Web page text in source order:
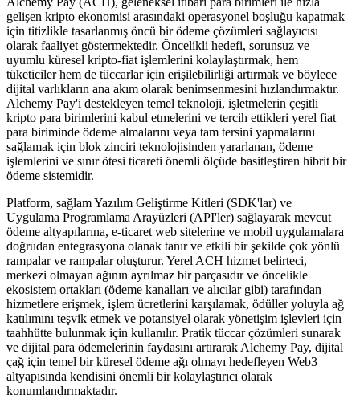
gelişen kripto ekonomisi arasındaki operasyonel boşluğu kapatmak
için titizlikle tasarlanmış öncü bir ödeme çözümleri sağlayıcısı
olarak faaliyet göstermektedir. Öncelikli hedefi, sorunsuz ve
uyumlu küresel kripto-fiat işlemlerini kolaylaştırmak, hem
tüketiciler hem de tüccarlar için erişilebilirliği artırmak ve böylece
dijital varlıkların ana akım olarak benimsenmesini hızlandırmaktır.
Alchemy Pay'i destekleyen temel teknoloji, işletmelerin çeşitli
kripto para birimlerini kabul etmelerini ve tercih ettikleri yerel fiat
para biriminde ödeme almalarını veya tam tersini yapmalarını
sağlamak için blok zinciri teknolojisinden yararlanan, ödeme
işlemlerini ve sınır ötesi ticareti önemli ölçüde basitleştiren hibrit bir
ödeme sistemidir.
Platform, sağlam Yazılım Geliştirme Kitleri (SDK'lar) ve
Uygulama Programlama Arayüzleri (API'ler) sağlayarak mevcut
ödeme altyapılarına, e-ticaret web sitelerine ve mobil uygulamalara
doğrudan entegrasyona olanak tanır ve etkili bir şekilde çok yönlü
rampalar ve rampalar oluşturur. Yerel ACH hizmet belirteci,
merkezi olmayan ağının ayrılmaz bir parçasıdır ve öncelikle
ekosistem ortakları (ödeme kanalları ve alıcılar gibi) tarafından
hizmetlere erişmek, işlem ücretlerini karşılamak, ödüller yoluyla ağ
katılımını teşvik etmek ve potansiyel olarak yönetişim işlevleri için
taahhütte bulunmak için kullanılır. Pratik tüccar çözümleri sunarak
ve dijital para ödemelerinin faydasını artırarak Alchemy Pay, dijital
çağ için temel bir küresel ödeme ağı olmayı hedefleyen Web3
altyapısında kendisini önemli bir kolaylaştırıcı olarak
konumlandırmaktadır.